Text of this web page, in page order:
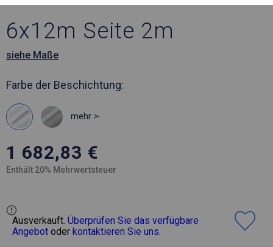
6x12m Seite 2m
siehe Maße
Farbe der Beschichtung:
mehr >
1 682,83 €
Enthält 20% Mehrwertsteuer
Ausverkauft. Überprüfen Sie das verfügbare
Angebot oder kontaktieren Sie uns.